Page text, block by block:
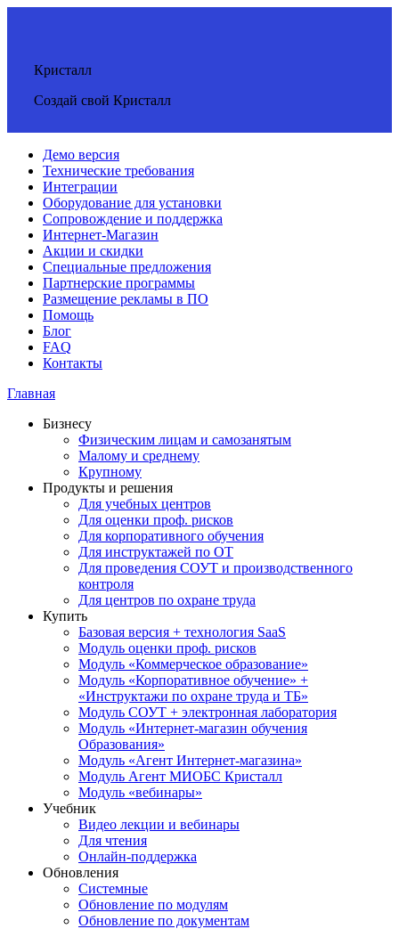
Кристалл
Создай свой Кристалл
Демо версия
Технические требования
Интеграции
Оборудование для установки
Сопровождение и поддержка
Интернет-Магазин
Акции и скидки
Специальные предложения
Партнерские программы
Размещение рекламы в ПО
Помощь
Блог
FAQ
Контакты
Главная
Бизнесу
Физическим лицам и самозанятым
Малому и среднему
Крупному
Продукты и решения
Для учебных центров
Для оценки проф. рисков
Для корпоративного обучения
Для инструктажей по ОТ
Для проведения СОУТ и производственного
контроля
Для центров по охране труда
Купить
Базовая версия + технология SaaS
Модуль оценки проф. рисков
Модуль «Коммерческое образование»
Модуль «Корпоративное обучение» +
«Инструктажи по охране труда и ТБ»
Модуль СОУТ + электронная лаборатория
Модуль «Интернет-магазин обучения
Образования»
Модуль «Агент Интернет-магазина»
Модуль Агент МИОБС Кристалл
Модуль «вебинары»
Учебник
Видео лекции и вебинары
Для чтения
Онлайн-поддержка
Обновления
Системные
Обновление по модулям
Обновление по документам